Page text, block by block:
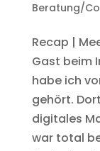
Beratung/
Recap |
Gast beim
habe ich
gehört.
digitales
war total